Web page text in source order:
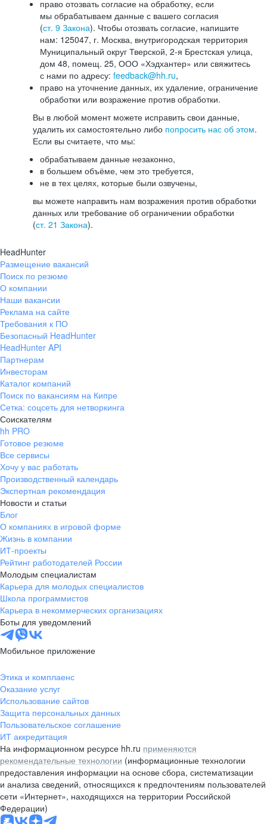
право отозвать согласие на обработку, если
мы обрабатываем данные с вашего согласия
(ст. 9 Закона). Чтобы отозвать согласие, напишите
нам: 125047, г. Москва, внутригородская территория
Муниципальный округ Тверской, 2-я Брестская улица,
дом 48, помещ. 25, ООО «Хэдхантер» или свяжитесь
с нами по адресу: feedback@hh.ru,
право на уточнение данных, их удаление, ограничение
обработки или возражение против обработки.
Вы в любой момент можете исправить свои данные,
удалить их самостоятельно либо попросить нас об этом.
Если вы считаете, что мы:
обрабатываем данные незаконно,
в большем объёме, чем это требуется,
не в тех целях, которые были озвучены,
вы можете направить нам возражения против обработки
данных или требование об ограничении обработки
(ст. 21 Закона).
HeadHunter
Размещение вакансий
Поиск по резюме
О компании
Наши вакансии
Реклама на сайте
Требования к ПО
Безопасный HeadHunter
HeadHunter API
Партнерам
Инвесторам
Каталог компаний
Поиск по вакансиям на Кипре
Сетка: соцсеть для нетворкинга
Соискателям
hh PRO
Готовое резюме
Все сервисы
Хочу у вас работать
Производственный календарь
Экспертная рекомендация
Новости и статьи
Блог
О компаниях в игровой форме
Жизнь в компании
ИТ-проекты
Рейтинг работодателей России
Молодым специалистам
Карьера для молодых специалистов
Школа программистов
Карьера в некоммерческих организациях
Боты для уведомлений
Мобильное приложение
Этика и комплаенс
Оказание услуг
Использование сайтов
Защита персональных данных
Пользовательское соглашение
ИТ аккредитация
На информационном ресурсе hh.ru применяются
рекомендательные технологии (информационные технологии
предоставления информации на основе сбора, систематизации
и анализа сведений, относящихся к предпочтениям пользователей
сети «Интернет», находящихся на территории Российской
Федерации)